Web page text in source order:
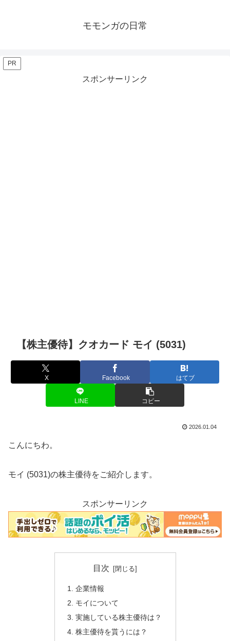
モモンガの日常
PR
スポンサーリンク
【株主優待】クオカード モイ (5031)
X Facebook はてブ
LINE コピー
2026.01.04
こんにちわ。
モイ (5031)の株主優待をご紹介します。
スポンサーリンク
目次
企業情報
モイについて
実施している株主優待は？
株主優待を貰うには？